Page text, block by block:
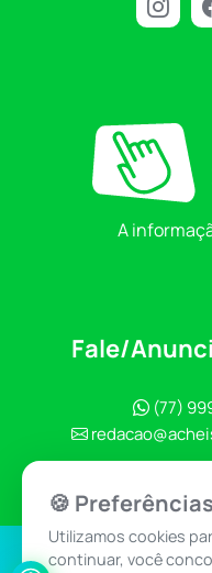
A
Fale/
(77)
Política de
🍪
Utilizamos cookies
continuar, você